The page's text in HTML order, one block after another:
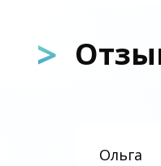
>
Ольга